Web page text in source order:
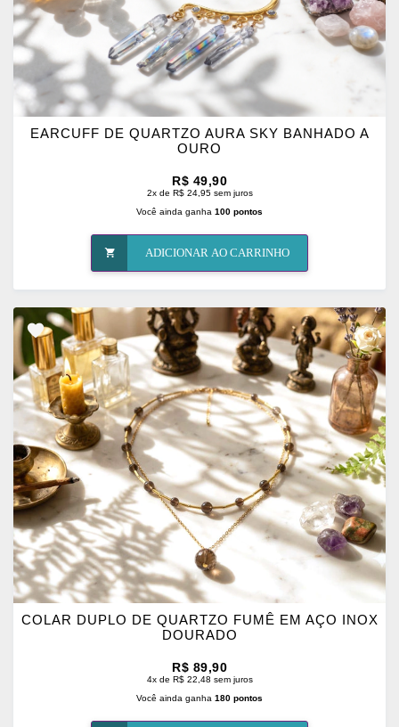
EARCUFF DE QUARTZO AURA SKY BANHADO A
OURO
R$ 49,90
2x de R$ 24,95 sem juros
Você ainda ganha 100 pontos
ADICIONAR AO CARRINHO
ADICIONAR
OS
FAVORITOS
COLAR DUPLO DE QUARTZO FUMÊ EM AÇO INOX
DOURADO
R$ 89,90
4x de R$ 22,48 sem juros
Você ainda ganha 180 pontos